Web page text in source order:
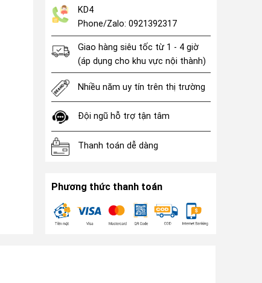
KD4
Phone/Zalo: 0921392317
Giao hàng siêu tốc từ 1 - 4 giờ
(áp dụng cho khu vực nội thành)
Nhiều năm uy tín trên thị trường
Đội ngũ hỗ trợ tận tâm
Thanh toán dễ dàng
Phương thức thanh toán